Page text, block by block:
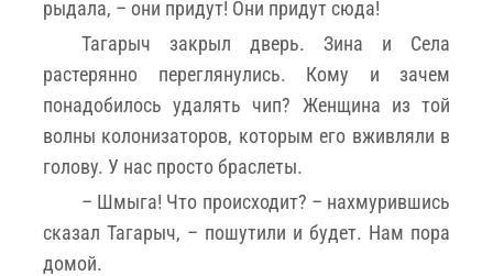
рыдала, – они придут! Они придут сюда!
­Тагарыч закрыл дверь. Зина и Села
растерянно переглянулись. Кому и зачем
понадобилось удалять чип? Женщина из той
волны колонизаторов, которым его вживляли в
голову. У нас просто браслеты.
– Шмыга! Что происходит? – нахмурившись
сказал Тагарыч, – пошутили и будет. Нам пора
домой.